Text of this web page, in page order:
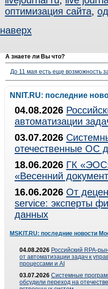
оптимизация сайта,
наверх
А знаете ли Вы что?
До 11 мая есть еще возможность
NNIT.RU: последние
04.08.2026
автоматизации
03.07.2026
отечественные ОС
18.06.2026 ГК
«Весенний
16.06.2026 От
service: эксперты
данных
MSKIT.RU: последние новости
04.08.2026 Российский RPA-
от автоматизации задач к
процессами и AI
03.07.2026 Системные
обсудили переход на